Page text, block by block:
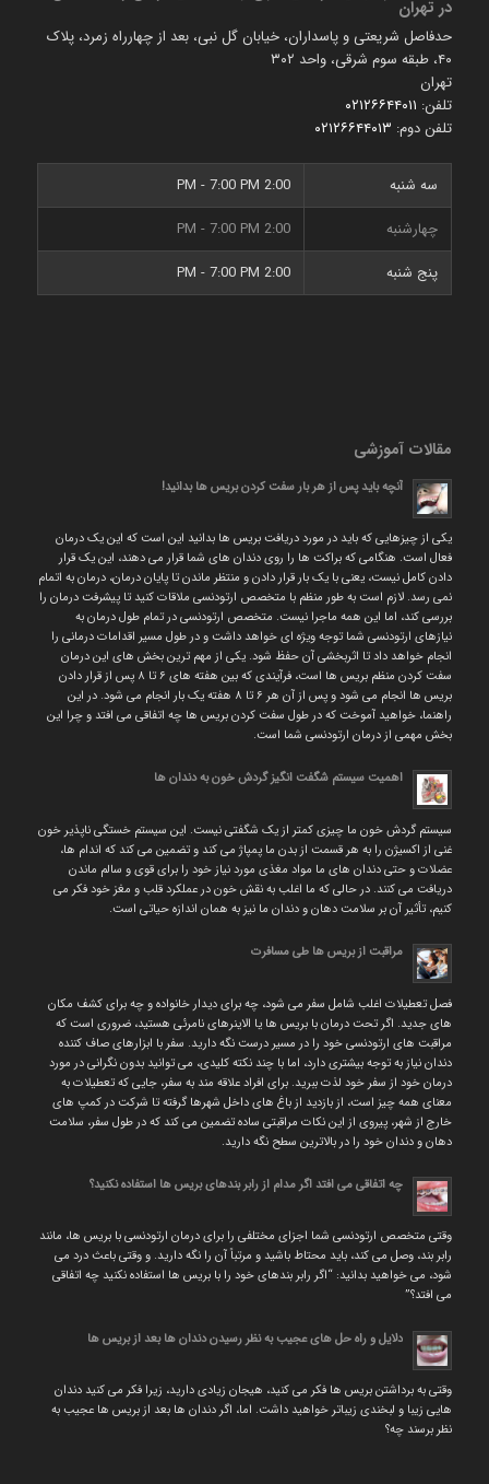
در تهران
حدفاصل شریعتی و پاسداران، خیابان گل نبی، بعد از چهارراه زمرد، پلاک
۴۰، طبقه سوم شرقی، واحد ۳۰۲
تهران
تلفن: ۰۲۱۲۶۶۴۴۰۱۱
تلفن دوم: ۰۲۱۲۶۶۴۴۰۱۳
سه شنبه
2:00 PM - 7:00 PM
چهارشنبه
2:00 PM - 7:00 PM
پنج شنبه
2:00 PM - 7:00 PM
مقالات آموزشی
آنچه باید پس از هر بار سفت کردن بریس ها بدانید!
یکی از چیزهایی که باید در مورد دریافت بریس ها بدانید این است که این یک درمان
فعال است. هنگامی که براکت ها را روی دندان های شما قرار می دهند، این یک قرار
دادن کامل نیست، یعنی با یک بار قرار دادن و منتظر ماندن تا پایان درمان، درمان به اتمام
نمی رسد. لازم است به طور منظم با متخصص ارتودنسی ملاقات کنید تا پیشرفت درمان را
بررسی کند، اما این همه ماجرا نیست. متخصص ارتودنسی در تمام طول درمان به
نیازهای ارتودنسی شما توجه ویژه ای خواهد داشت و در طول مسیر اقدامات درمانی را
انجام خواهد داد تا اثربخشی آن حفظ شود. یکی از مهم ترین بخش های این درمان
سفت کردن منظم بریس ها است، فرآیندی که بین هفته های ۶ تا ۸ پس از قرار دادن
بریس ها انجام می شود و پس از آن هر ۶ تا ۸ هفته یک بار انجام می شود. در این
راهنما، خواهید آموخت که در طول سفت کردن بریس ها چه اتفاقی می افتد و چرا این
بخش مهمی از درمان ارتودنسی شما است.
اهمیت سیستم شگفت انگیز گردش خون به دندان ها
سیستم گردش خون ما چیزی کمتر از یک شگفتی نیست. این سیستم خستگی ناپذیر خون
غنی از اکسیژن را به هر قسمت از بدن ما پمپاژ می کند و تضمین می کند که اندام ها،
عضلات و حتی دندان های ما مواد مغذی مورد نیاز خود را برای قوی و سالم ماندن
دریافت می کنند. در حالی که ما اغلب به نقش خون در عملکرد قلب و مغز خود فکر می
کنیم، تأثیر آن بر سلامت دهان و دندان ما نیز به همان اندازه حیاتی است.
مراقبت از بریس ها طی مسافرت
فصل تعطیلات اغلب شامل سفر می شود، چه برای دیدار خانواده و چه برای کشف مکان
های جدید. اگر تحت درمان با بریس ها یا الاینرهای نامرئی هستید، ضروری است که
مراقبت های ارتودنسی خود را در مسیر درست نگه دارید. سفر با ابزارهای صاف کننده
دندان نیاز به توجه بیشتری دارد، اما با چند نکته کلیدی، می توانید بدون نگرانی در مورد
درمان خود از سفر خود لذت ببرید. برای افراد علاقه مند به سفر، جایی که تعطیلات به
معنای همه چیز است، از بازدید از باغ های داخل شهرها گرفته تا شرکت در کمپ های
خارج از شهر، پیروی از این نکات مراقبتی ساده تضمین می کند که در طول سفر، سلامت
دهان و دندان خود را در بالاترین سطح نگه دارید.
چه اتفاقی می افتد اگر مدام از رابر بندهای بریس ها استفاده نکنید؟
وقتی متخصص ارتودنسی شما اجزای مختلفی را برای درمان ارتودنسی با بریس ها، مانند
رابر بند، وصل می کند، باید محتاط باشید و مرتباً آن را نگه دارید. و وقتی باعث درد می
شود، می خواهید بدانید: “اگر رابر بندهای خود را با بریس ها استفاده نکنید چه اتفاقی
می افتد؟”
دلایل و راه حل های عجیب به نظر رسیدن دندان ها بعد از بریس ها
وقتی به برداشتن بریس ها فکر می کنید، هیجان زیادی دارید، زیرا فکر می کنید دندان
هایی زیبا و لبخندی زیباتر خواهید داشت. اما، اگر دندان ها بعد از بریس ها عجیب به
نظر برسند چه؟